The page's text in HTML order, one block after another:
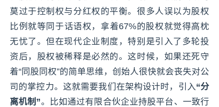
莫过于控制权与分红权的平衡。很多人误以为股权
比例就等同于话语权，拿着67%的股权就觉得高枕
无忧了。但在现代企业制度，特别是引入了多轮投
资后，股权被稀释是必然的。这时候，如果还死守
着“同股同权”的简单思维，创始人很快就会丧失对公
司的掌控力。这就需要我们在架构设计时，引入 “分
离机制”。比如通过有限合伙企业持股平台、一致行